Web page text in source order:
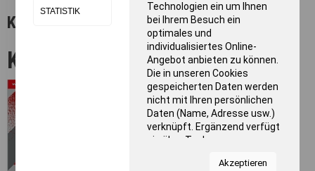
STATISTIK
Technologien ein um Ihnen
bei Ihrem Besuch ein
optimales und
individualisiertes Online-
Angebot anbieten zu können.
Die in unseren Cookies
gespeicherten Daten werden
nicht mit Ihren persönlichen
Daten (Name, Adresse usw.)
verknüpft. Ergänzend verfügt
sie über Tools von
Statistiken zur Nutzung
Akzeptieren
Kataloge & Downloadbereich
Kataloge
Hauptkatalog
2022/23